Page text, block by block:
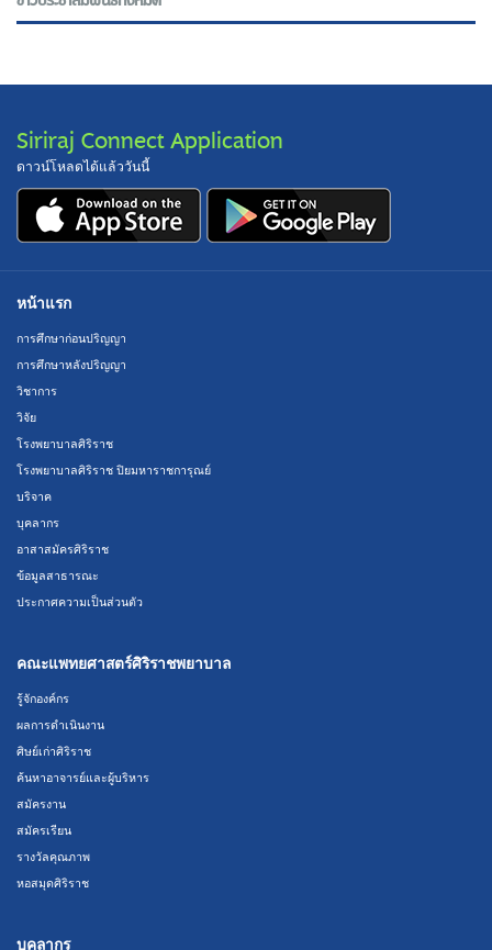
Siriraj Connect Application
ดาวน์โหลดได้แล้ววันนี้
หน้าแรก
การศึกษาก่อนปริญญา
การศึกษาหลังปริญญา
วิชาการ
วิจัย
โรงพยาบาลศิริราช
โรงพยาบาลศิริราช ปิยมหาราชการุณย์
บริจาค
บุคลากร
อาสาสมัครศิริราช
ข้อมูลสาธารณะ
ประกาศความเป็นส่วนตัว
คณะแพทยศาสตร์ศิริราชพยาบาล
รู้จักองค์กร
ผลการดำเนินงาน
ศิษย์เก่าศิริราช
ค้นหาอาจารย์และผู้บริหาร
สมัครงาน
สมัครเรียน
รางวัลคุณภาพ
หอสมุดศิริราช
บุคลากร